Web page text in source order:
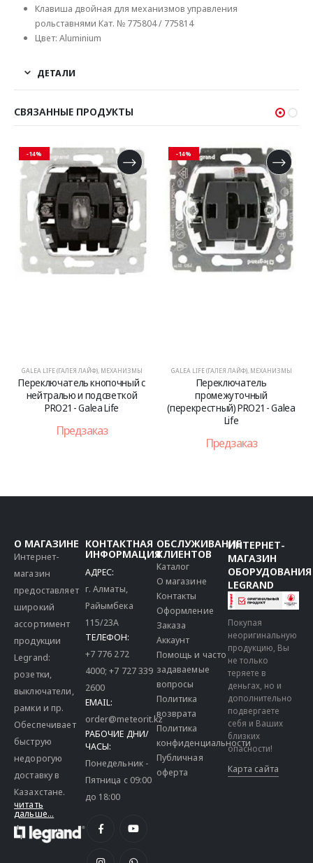
Клавиша двойная для механизмов управления
рольставнями Кат. № 775804 / 775814
Цвет: Аluminium
ДЕТАЛИ
СВЯЗАННЫЕ ПРОДУКТЫ
-14%
GALEA LIFE (ГАЛЕЯ ЛАЙФ), МЕХАНИЗМЫ
Переключатель кнопочный с
нейтралью и подсветкой
PRO21 - Galea Life
Предзаказ
-14%
GALEA LIFE (ГАЛЕЯ ЛАЙФ), МЕХАНИЗМЫ
Переключатель
промежуточный
(перекрестный) PRO21 - Galea
Life
Предзаказ
О МАГАЗИНЕ
Интернет-
магазин
предоставляет
широкий
ассортимент
продукции
Legrand:
розетки,
выключатели,
рамки и пр.
Обеспечивает
быструю
недорогую
доставку в
Казахстане.
читать
дальше...
КОНТАКТНАЯ
ИНФОРМАЦИЯ
АДРЕС:
г. Алматы,
Райымбека
115/23A
ТЕЛЕФОН:
+7 776 272
4000;+7 727 339
2600
EMAIL:
order@meteorit.kz
РАБОЧИЕ ДНИ/
ЧАСЫ:
Понедельник -
Пятница с 09:00
до 18:00
ОБСЛУЖИВАНИЕ
КЛИЕНТОВ
Каталог
О магазине
Контакты
Оформление
Заказа
Аккаунт
Помощь и часто
задаваемые
вопросы
Политика
возврата
Политика
конфиденциальности
Публичная
оферта
ИНТЕРНЕТ-
МАГАЗИН
ОБОРУДОВАНИЯ
LEGRAND
Покупая
неоригинальную
продукцию, Вы
не только
теряете в
деньгах, но и
дополнительно
подвергаете
себя и Ваших
близких
опасности!
Карта сайта